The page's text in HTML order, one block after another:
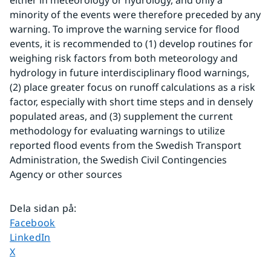
minority of the events were therefore preceded by any
warning. To improve the warning service for flood
events, it is recommended to (1) develop routines for
weighing risk factors from both meteorology and
hydrology in future interdisciplinary flood warnings,
(2) place greater focus on runoff calculations as a risk
factor, especially with short time steps and in densely
populated areas, and (3) supplement the current
methodology for evaluating warnings to utilize
reported flood events from the Swedish Transport
Administration, the Swedish Civil Contingencies
Agency or other sources
Dela sidan på:
Dela sidan på
Facebook
Dela sidan på
LinkedIn
Dela sidan på
X